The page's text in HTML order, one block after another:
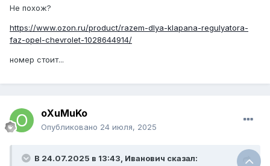
Не похож?
https://www.ozon.ru/product/razem-dlya-klapana-regulyatora-
faz-opel-chevrolet-1028644914/
номер стоит...
oXuMuKo
Опубликовано 24 июля, 2025
В 24.07.2025 в 13:43, Иванович сказал: